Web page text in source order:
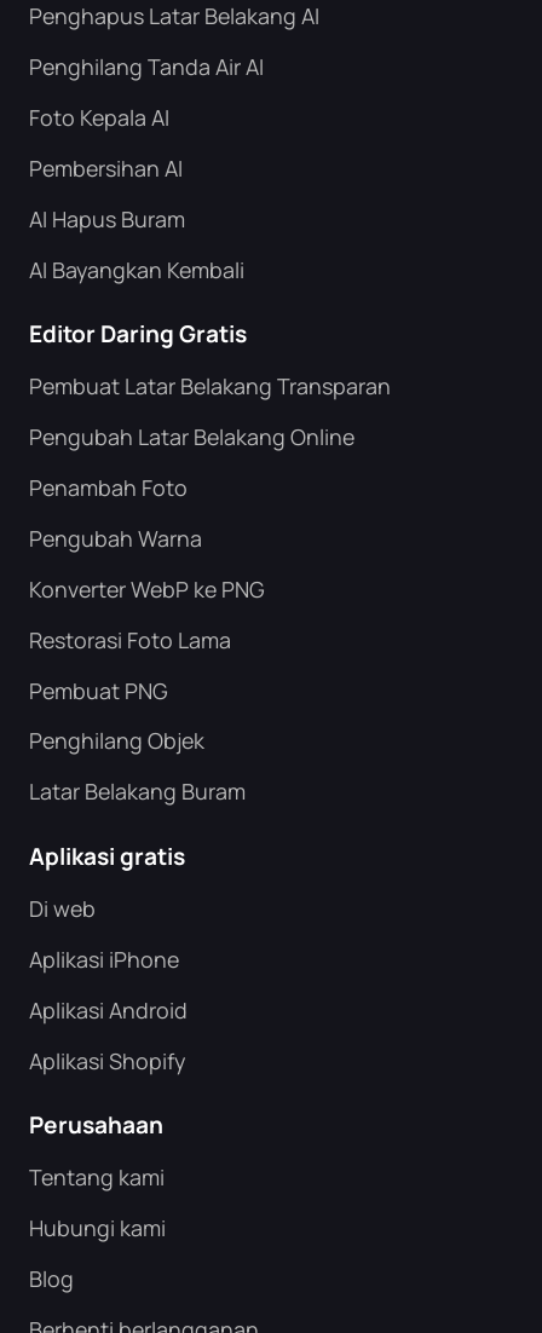
Penghapus Latar Belakang AI
Penghilang Tanda Air AI
Foto Kepala AI
Pembersihan AI
AI Hapus Buram
AI Bayangkan Kembali
Editor Daring Gratis
Pembuat Latar Belakang Transparan
Pengubah Latar Belakang Online
Penambah Foto
Pengubah Warna
Konverter WebP ke PNG
Restorasi Foto Lama
Pembuat PNG
Penghilang Objek
Latar Belakang Buram
Aplikasi gratis
Di web
Aplikasi iPhone
Aplikasi Android
Aplikasi Shopify
Perusahaan
Tentang kami
Hubungi kami
Blog